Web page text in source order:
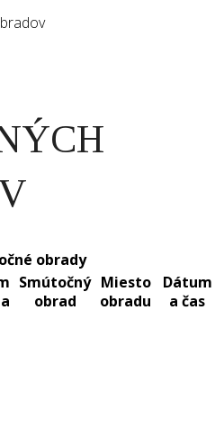
obrady
Smútočný
obrad
Miesto
obradu
Dátum
a čas